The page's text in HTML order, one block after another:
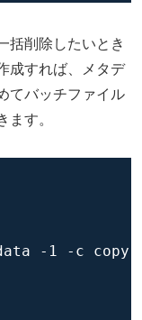
括削除したいとき
成すれば、メタデ
てバッチファイル
す。
-1 -c copy